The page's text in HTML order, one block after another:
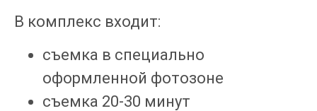
В комплекс входит:
съемка в специально
оформленной фотозоне
съемка 20-30 минут